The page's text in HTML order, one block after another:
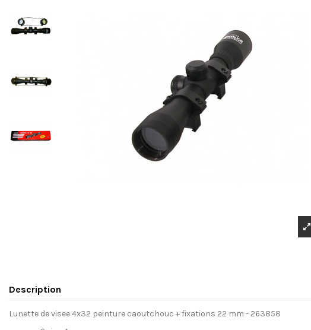
Description
Lunette de visee 4x32 peinture caoutchouc + fixations 22 mm - 263858